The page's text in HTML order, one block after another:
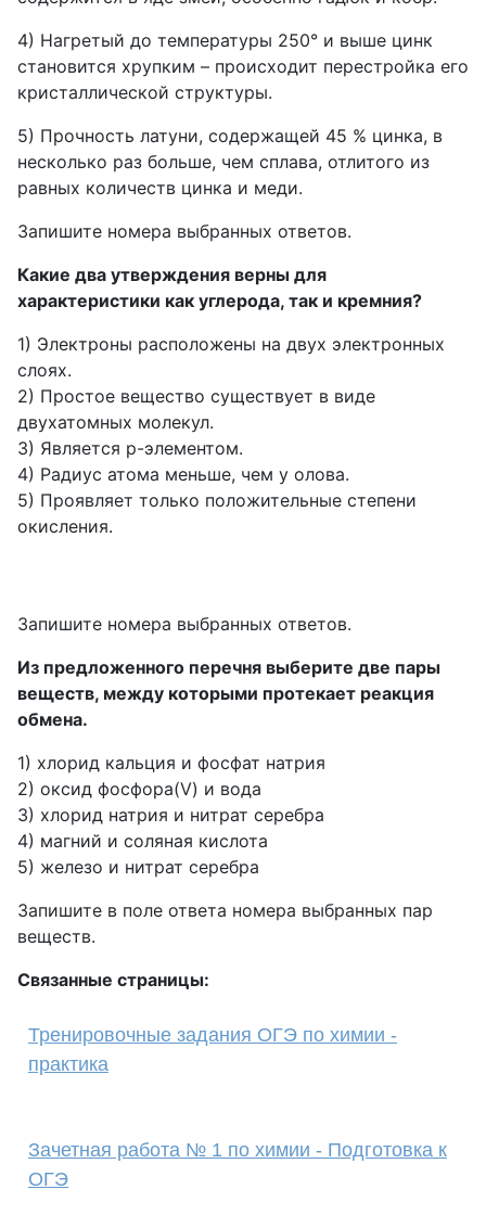
4) Нагретый до температуры 250° и выше цинк
становится хрупким – происходит перестройка его
кристаллической структуры.
5) Прочность латуни, содержащей 45 % цинка, в
несколько раз больше, чем сплава, отлитого из
равных количеств цинка и меди.
Запишите номера выбранных ответов.
Какие два утверждения верны для
характеристики как углерода, так и кремния?
1) Электроны расположены на двух электронных
слоях.
2) Простое вещество существует в виде
двухатомных молекул.
3) Является p-элементом.
4) Радиус атома меньше, чем у олова.
5) Проявляет только положительные степени
окисления.
Запишите номера выбранных ответов.
Из предложенного перечня выберите две пары
веществ, между которыми протекает реакция
обмена.
1) хлорид кальция и фосфат натрия
2) оксид фосфора(V) и вода
3) хлорид натрия и нитрат серебра
4) магний и соляная кислота
5) железо и нитрат серебра
Запишите в поле ответа номера выбранных пар
веществ.
Связанные страницы:
Тренировочные задания ОГЭ по химии -
практика
Зачетная работа № 1 по химии - Подготовка к
ОГЭ